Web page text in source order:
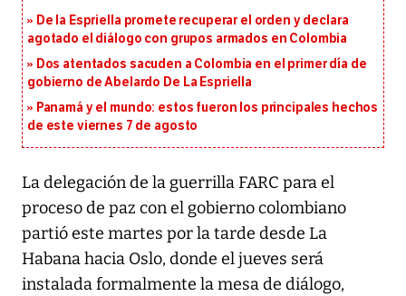
De la Espriella promete recuperar el orden y declara
agotado el diálogo con grupos armados en Colombia
Dos atentados sacuden a Colombia en el primer día de
gobierno de Abelardo De La Espriella
Panamá y el mundo: estos fueron los principales hechos
de este viernes 7 de agosto
La delegación de la guerrilla FARC para el
proceso de paz con el gobierno colombiano
partió este martes por la tarde desde La
Habana hacia Oslo, donde el jueves será
instalada formalmente la mesa de diálogo,